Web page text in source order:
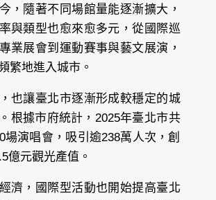
，隨著不同場館量能逐漸擴大，
與類型也愈來愈多元，從國際巡
業展會到運動賽事與藝文展演，
繁地進入城市。
也讓臺北市逐漸形成較穩定的城
根據市府統計，2025年臺北市共
場演唱會，吸引逾238萬人次，創
億元觀光產值。
濟，國際型活動也開始提高臺北